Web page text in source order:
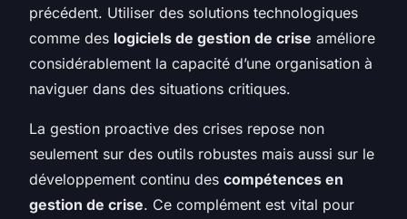
précédent. Utiliser des solutions technologiques
comme des logiciels de gestion de crise améliore
considérablement la capacité d’une organisation à
naviguer dans des situations critiques.
La gestion proactive des crises repose non
seulement sur des outils robustes mais aussi sur le
développement continu des compétences en
gestion de crise. Ce complément est vital pour